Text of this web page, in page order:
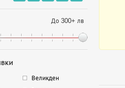
До 300+ лв
Великден